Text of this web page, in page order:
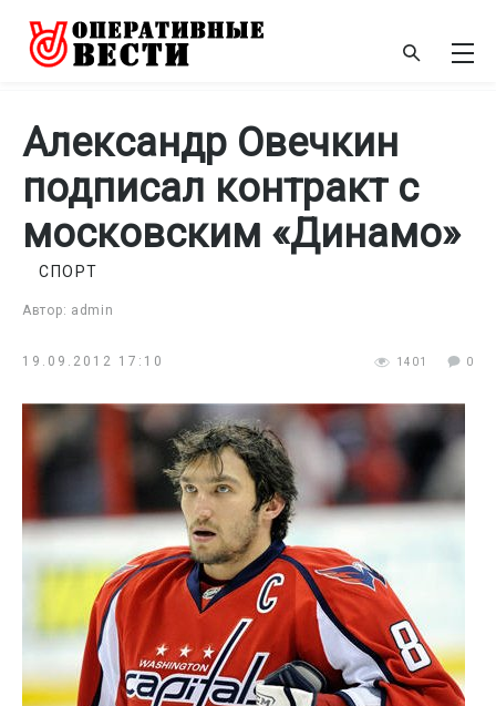
Александр Овечкин
подписал контракт с
московским «Динамо»
Автор: admin
СПОРТ
19.09.2012 17:10 1401 0